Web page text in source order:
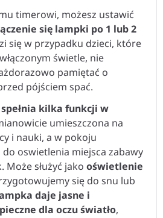
timerowi, możesz ustawić
się lampki po 1 lub 2
się w przypadku dzieci, które
świetle, nie
pamiętać o
pójściem spać.
kilka funkcji w
umieszczona na
i nauki, a w pokoju
oswietlenia miejsca zabawy
Może służyć jako oświetlenie
się do snu lub
daje jasne i
dla oczu światło,